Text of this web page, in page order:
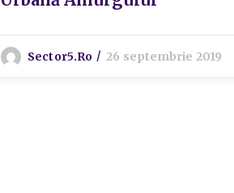
Sector5.ro 26 septembrie 2019